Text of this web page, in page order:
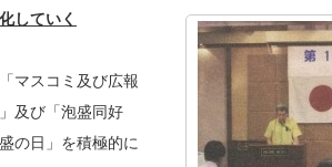
していく
マスコミ及び広報
及び「泡盛同好
の日」を積極的に